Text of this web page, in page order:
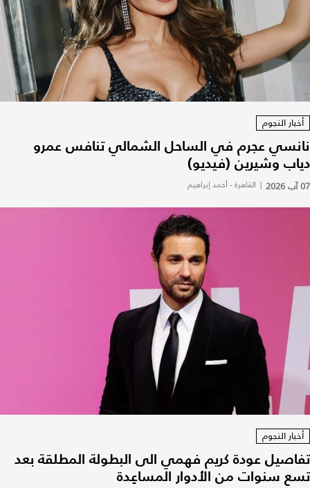
أخبار النجوم
نانسي عجرم في الساحل الشمالي تنافس عمرو
دياب وشيرين (فيديو)
07 آب 2026 | القاهرة - أحمد إبراهيم
أخبار النجوم
تفاصيل عودة كريم فهمي الى البطولة المطلقة بعد
تسع سنوات من الأدوار المساعِدة